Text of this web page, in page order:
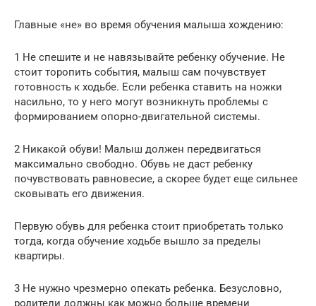
Главные «не» во время обучения малыша хождению:
1 Не спешите и не навязывайте ребенку обучение. Не
стоит торопить события, малыш сам почувствует
готовность к ходьбе. Если ребенка ставить на ножки
насильно, то у него могут возникнуть проблемы с
формированием опорно-двигательной системы.
2 Никакой обуви! Малыш должен передвигаться
максимально свободно. Обувь не даст ребенку
почувствовать равновесие, а скорее будет еще сильнее
сковывать его движения.
Первую обувь для ребенка стоит приобретать только
тогда, когда обучение ходьбе вышло за пределы
квартиры.
3 Не нужно чрезмерно опекать ребенка. Безусловно,
родители должны как можно больше времени